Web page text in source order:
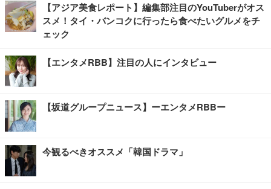
【アジア美食レポート】編集部注目のYouTuberがオス
スメ！タイ・バンコクに行ったら食べたいグルメをチ
ェック
【エンタメRBB】注目の人にインタビュー
【坂道グループニュース】ーエンタメRBBー
今観るべきオススメ「韓国ドラマ」